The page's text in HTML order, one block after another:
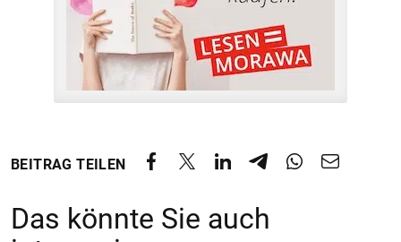
BEITRAG TEILEN
Das könnte Sie auch